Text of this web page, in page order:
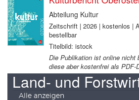
Abteilung Kultur
Zeitschrift | 2026 | kostenlos |
bestellbar
Titelbild: istock
Die Publikation ist online nicht
diese aber kostenfrei als PDF-
Land- und
Alle anzeigen